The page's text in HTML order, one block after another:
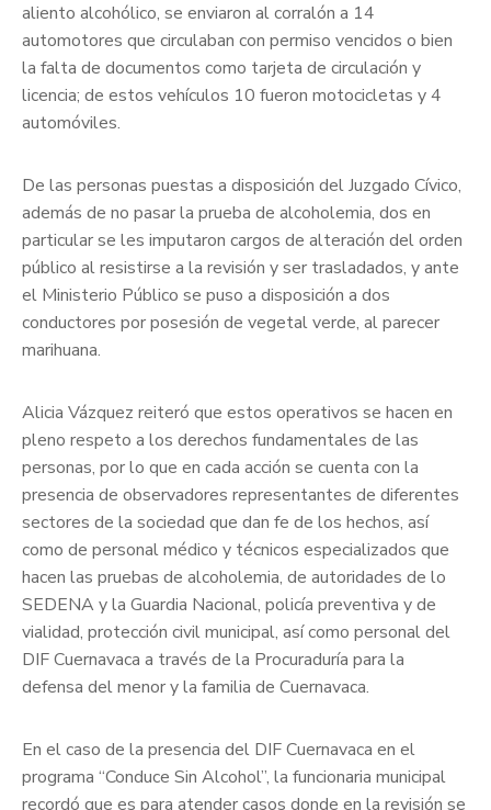
aliento alcohólico, se enviaron al corralón a 14
automotores que circulaban con permiso vencidos o bien
la falta de documentos como tarjeta de circulación y
licencia; de estos vehículos 10 fueron motocicletas y 4
automóviles.
De las personas puestas a disposición del Juzgado Cívico,
además de no pasar la prueba de alcoholemia, dos en
particular se les imputaron cargos de alteración del orden
público al resistirse a la revisión y ser trasladados, y ante
el Ministerio Público se puso a disposición a dos
conductores por posesión de vegetal verde, al parecer
marihuana.
Alicia Vázquez reiteró que estos operativos se hacen en
pleno respeto a los derechos fundamentales de las
personas, por lo que en cada acción se cuenta con la
presencia de observadores representantes de diferentes
sectores de la sociedad que dan fe de los hechos, así
como de personal médico y técnicos especializados que
hacen las pruebas de alcoholemia, de autoridades de lo
SEDENA y la Guardia Nacional, policía preventiva y de
vialidad, protección civil municipal, así como personal del
DIF Cuernavaca a través de la Procuraduría para la
defensa del menor y la familia de Cuernavaca.
En el caso de la presencia del DIF Cuernavaca en el
programa “Conduce Sin Alcohol”, la funcionaria municipal
recordó que es para atender casos donde en la revisión se